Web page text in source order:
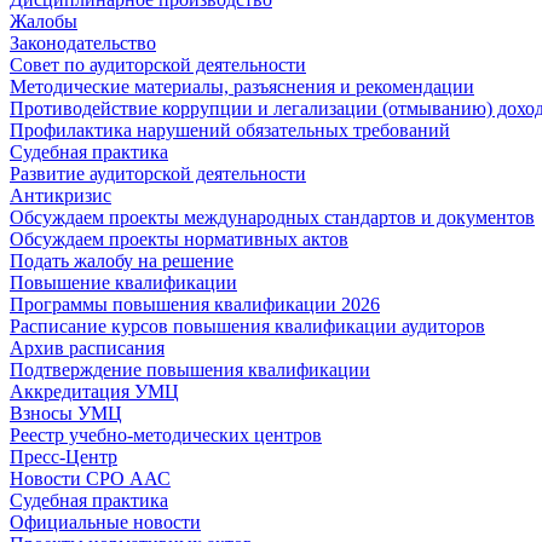
Жалобы
Законодательство
Совет по аудиторской деятельности
Методические материалы, разъяснения и рекомендации
Противодействие коррупции и легализации (отмыванию)
Профилактика нарушений обязательных требований
Судебная практика
Развитие аудиторской деятельности
Антикризис
Обсуждаем проекты международных стандартов и документов
Обсуждаем проекты нормативных актов
Подать жалобу на решение
Повышение квалификации
Программы повышения квалификации 2026
Расписание курсов повышения квалификации аудиторов
Архив расписания
Подтверждение повышения квалификации
Аккредитация УМЦ
Взносы УМЦ
Реестр учебно-методических центров
Пресс-Центр
Новости СРО ААС
Судебная практика
Официальные новости